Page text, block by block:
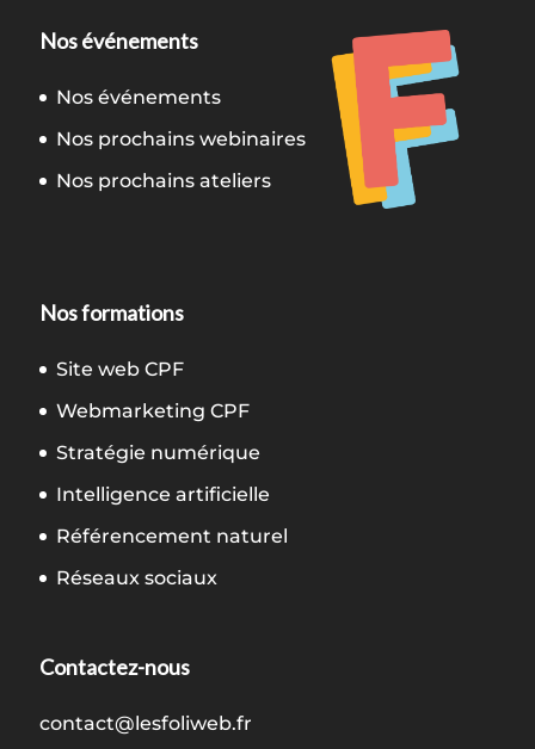
Nos événements
Nos événements
Nos prochains webinaires
Nos prochains ateliers
Nos formations
Site web CPF
Webmarketing CPF
Stratégie numérique
Intelligence artificielle
Référencement naturel
Réseaux sociaux
Contactez-nous
contact@lesfoliweb.fr